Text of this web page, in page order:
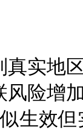
实地
险增加
生效但